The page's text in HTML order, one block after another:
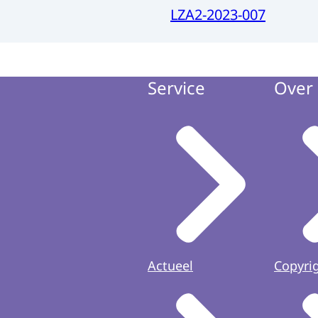
LZA2-2023-007
Service
Actueel